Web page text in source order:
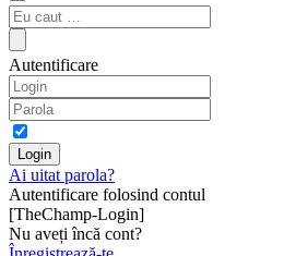
Autentificare
Ai uitat parola?
Autentificare folosind contul
[TheChamp-Login]
Nu aveți încă cont?